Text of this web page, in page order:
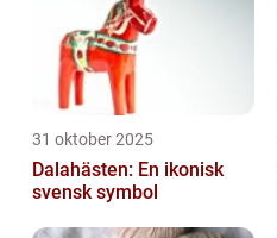
31 oktober 2025
Dalahästen: En ikonisk
svensk symbol